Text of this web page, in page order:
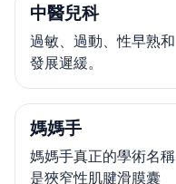
中醫兒科
過敏、過動、性早熟和
發展遲緩。
媽媽手
媽媽手真正的學術名稱
是狹窄性肌腱滑膜囊